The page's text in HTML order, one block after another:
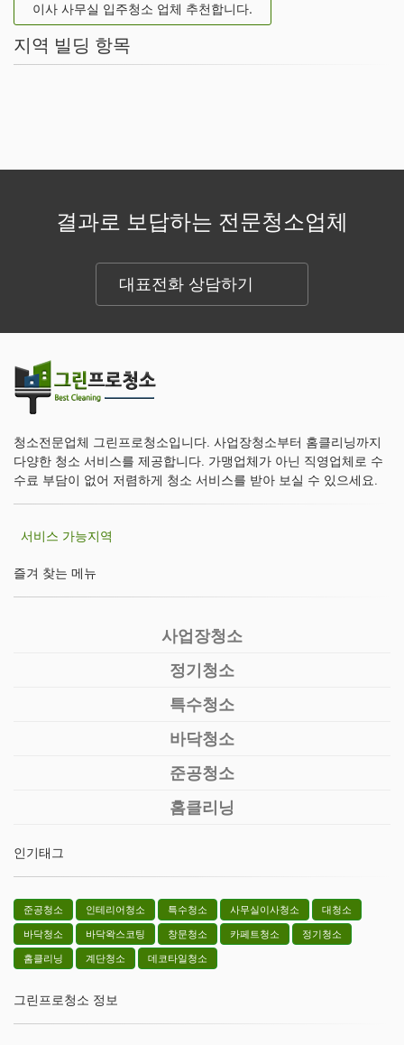
이사 사무실 입주청소 업체 추천합니다.
지역 빌딩 항목
결과로 보답하는 전문청소업체
대표전화 상담하기
청소전문업체 그린프로청소입니다. 사업장청소부터 홈클리닝까지
다양한 청소 서비스를 제공합니다. 가맹업체가 아닌 직영업체로 수
수료 부담이 없어 저렴하게 청소 서비스를 받아 보실 수 있으세요.
서비스 가능지역
즐겨 찾는 메뉴
사업장청소
정기청소
특수청소
바닥청소
준공청소
홈클리닝
인기태그
준공청소 인테리어청소 특수청소 사무실이사청소
대청소
바닥청소
바닥왁스코팅 창문청소 카페트청소
정기청소
홈클리닝
계단청소 데코타일청소
그린프로청소 정보